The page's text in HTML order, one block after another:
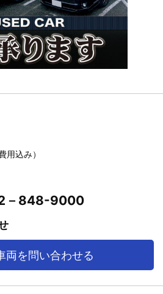
用込み）
－848-9000
両を問い合わせる